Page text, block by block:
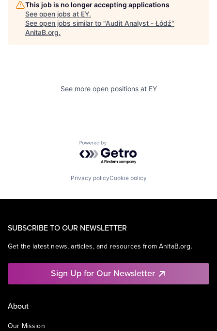
This job is no longer accepting applications
See open jobs at EY.
See open jobs similar to "Audit Analyst - Łódź"
AnitaB.org.
See more open positions at EY
Powered by Getro.com
Privacy policyCookie policy
SUBSCRIBE TO OUR NEWSLETTER
Get the latest news, articles, and resources from AnitaB.org.
Sign Up for Our Newsletter
About
Our Mission